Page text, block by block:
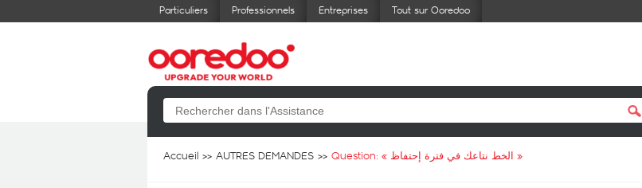
Particuliers Professionnels Entreprises Tout sur Ooredoo
Accueil AUTRES DEMANDES Question: « الخط نتاعك في فترة إحتفاظ »